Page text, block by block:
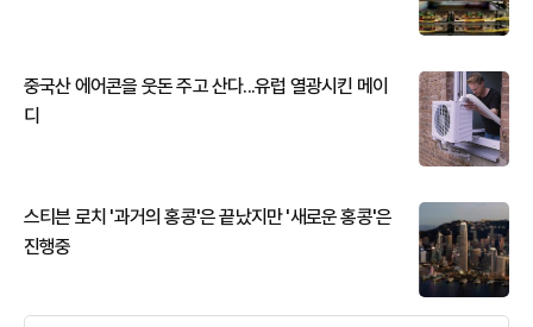
중국산 에어콘을 웃돈 주고 산다...유럽 열광시킨 메이
디
스티븐 로치 '과거의 홍콩'은 끝났지만 '새로운 홍콩'은
진행중